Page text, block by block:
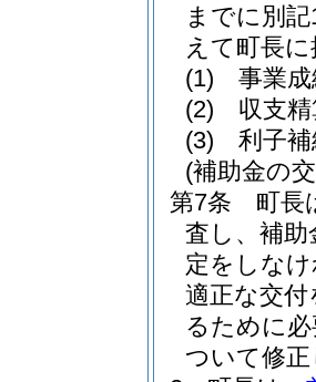
までに別
えて町長
(1)
事業
(2)
収支
(3)
利子
(補助金の
第7条
町長
査し、補
定をしな
適正な交
るために
ついて修